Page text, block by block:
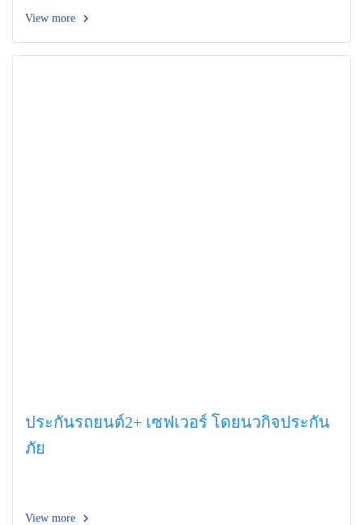
View more
ประกันรถยนต์2+ เซฟเวอร์ โดยนวกิจประกัน
ภัย
View more